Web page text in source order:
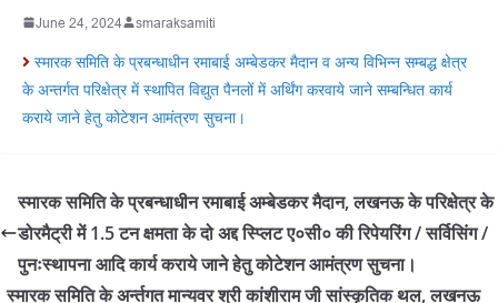
June 24, 2024 smaraksamiti
स्मारक समिति के प्रबन्धाधीन रमाबाई अम्बेडकर मैदान व अन्य विभिन्न सम्बद्ध क्षेत्र
के अन्तर्गत परिक्षेत्र में स्थापित विद्युत पैनलों में अर्थिंग करवाये जाने सम्बन्धित कार्य
कराये जाने हेतु कोटेशन आमंत्रण सुचना।
स्मारक समिति के प्रबन्धाधीन रमाबाई अम्बेडकर मैदान, लखनऊ के परिक्षेत्र के
डोरमैट्री में 1.5 टन क्षमता के दो अद्द स्प्लिट ए०सी० की रिपेयरिंग / सर्विसिंग /
पुनःस्थापना आदि कार्य कराये जाने हेतु कोटेशन आमंत्रण सुचना।
स्मारक समिति के अर्न्तगत मान्यवर श्री कांशीराम जी सांस्कृतिक थल, लखनऊ